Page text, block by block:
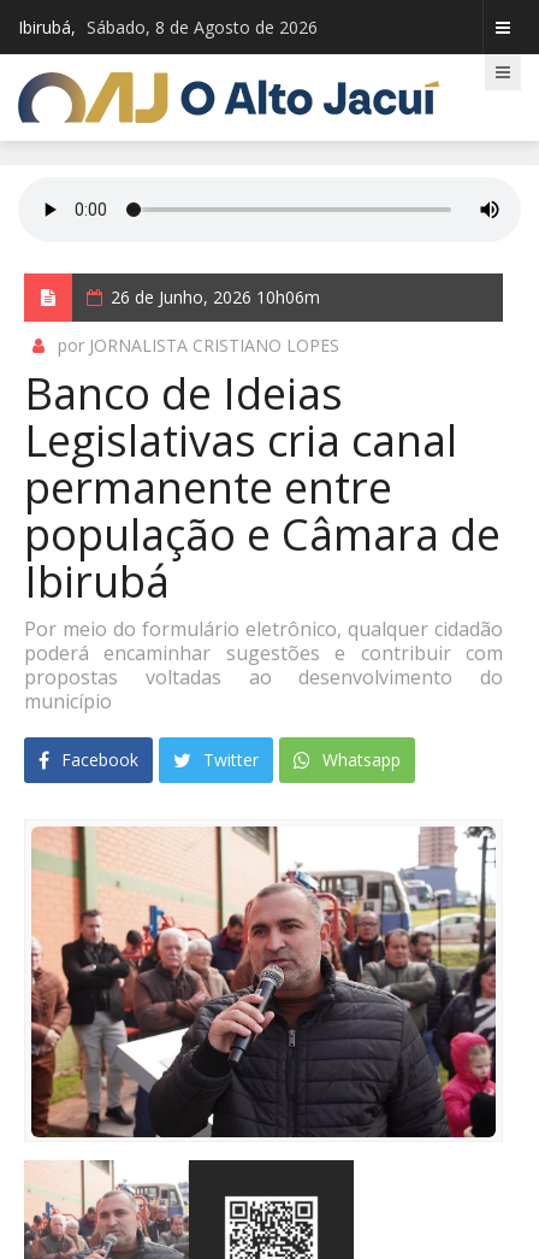
Ibirubá, Sábado, 8 de Agosto de 2026
26 de Junho, 2026 10h06m
por JORNALISTA CRISTIANO LOPES
Banco de Ideias
Legislativas cria canal
permanente entre
população e Câmara de
Ibirubá
Por meio do formulário eletrônico, qualquer cidadão
poderá encaminhar sugestões e contribuir com
propostas voltadas ao desenvolvimento do
município
Facebook Twitter Whatsapp